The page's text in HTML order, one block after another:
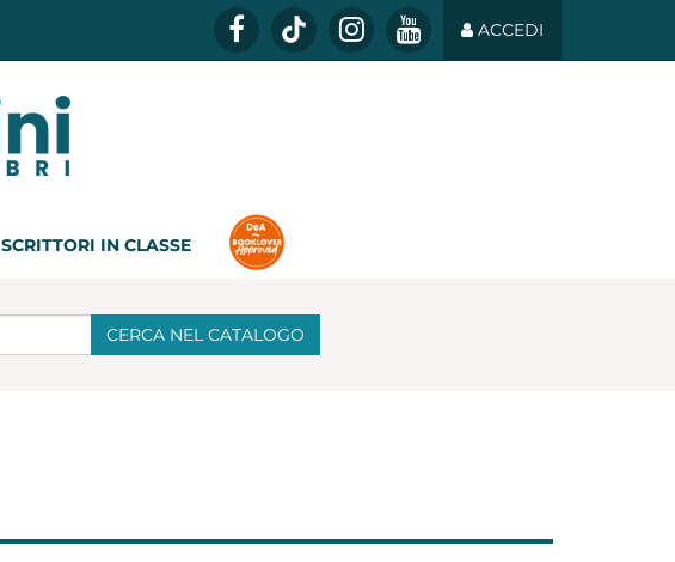
ACCEDI
SCRITTORI IN CLASSE
CERCA NEL CATALOGO